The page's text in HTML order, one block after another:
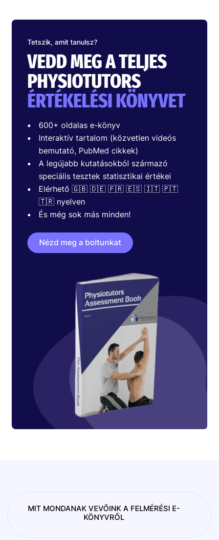
Tetszik, amit tanulsz?
VEDD MEG A TELJES
PHYSIOTUTORS
ÉRTÉKELÉSI KÖNYVET
600+ oldalas e-könyv
Interaktív tartalom (közvetlen videós
bemutató, PubMed cikkek)
A legújabb kutatásokból származó
speciális tesztek statisztikai értékei
Elérhető 🇬🇧 🇩🇪 🇫🇷 🇪🇸 🇮🇹 🇵🇹
🇹🇷 nyelven
És még sok más minden!
Nézd meg a boltunkat
MIT MONDANAK VEVŐINK A FELMÉRÉSI E-
KÖNYVRŐL